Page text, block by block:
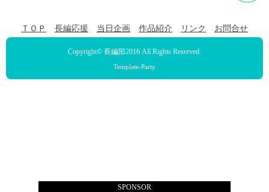
ＴＯＰ 長編応援 当日企画 作品紹介 リンク お問合せ
Copyright© 長編部2016 All Rights Reserved.
Template-Party
SPONSOR